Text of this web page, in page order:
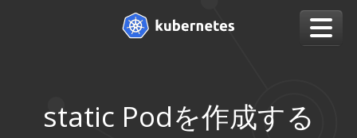
static Podを作成する